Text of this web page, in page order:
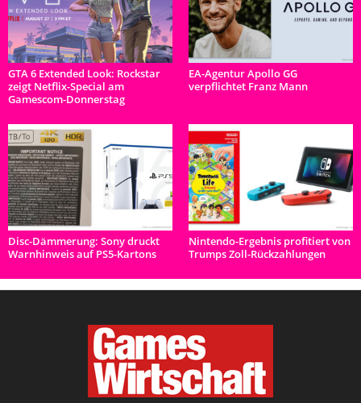
GTA 6 Extended Look: Rockstar
zeigt Netflix-Special am
Gamescom-Donnerstag
EA-Agentur Apollo GG
verpflichtet Franz Mann
Disc-Dämmerung: Sony druckt
Warnhinweis auf PS5-Kartons
Nintendo-Ergebnis profitiert von
Trumps Zoll-Rückzahlungen